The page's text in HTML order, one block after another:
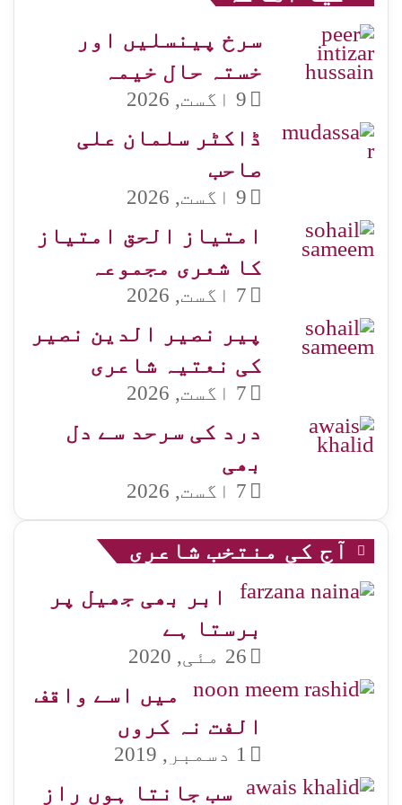
سرخ پینسلیں اور
خستہ حال خیمہ
9 اگست, 2026
ڈاکٹر سلمان علی
صاحب
9 اگست, 2026
امتیاز الحق امتیاز
کا شعری مجموعہ
7 اگست, 2026
پیر نصیر الدین نصیر
کی نعتیہ شاعری
7 اگست, 2026
درد کی سرحد سے دل
بھی
7 اگست, 2026
آج کی منتخب شاعری
ابر بھی جھیل پر
برستا ہے
26 مئی, 2020
میں اسے واقف
الفت نہ کروں
1 دسمبر, 2019
سب جانتا ہوں راز